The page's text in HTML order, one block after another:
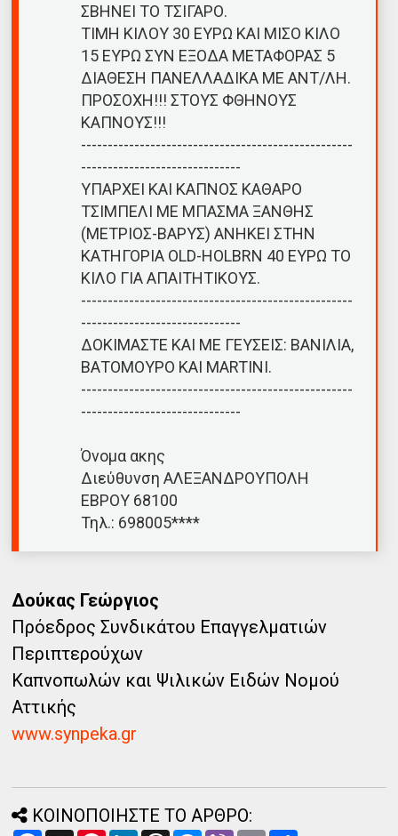
ΣΒΗΝΕΙ ΤΟ ΤΣΙΓΑΡΟ.
ΤΙΜΗ ΚΙΛΟΥ 30 ΕΥΡΩ ΚΑΙ ΜΙΣΟ ΚΙΛΟ
15 ΕΥΡΩ ΣΥΝ ΕΞΟΔΑ ΜΕΤΑΦΟΡΑΣ 5
ΔΙΑΘΕΣΗ ΠΑΝΕΛΛΑΔΙΚΑ ΜΕ ΑΝΤ/ΛΗ.
ΠΡΟΣΟΧΗ!!! ΣΤΟΥΣ ΦΘΗΝΟΥΣ
ΚΑΠΝΟΥΣ!!!
---------------------------------------------------
------------------------------
ΥΠΑΡΧΕΙ ΚΑΙ ΚΑΠΝΟΣ ΚΑΘΑΡΟ
ΤΣΙΜΠΕΛΙ ΜΕ ΜΠΑΣΜΑ ΞΑΝΘΗΣ
(ΜΕΤΡΙΟΣ-ΒΑΡΥΣ) ΑΝΗΚΕΙ ΣΤΗΝ
ΚΑΤΗΓΟΡΙΑ OLD-HOLBRN 40 ΕΥΡΩ ΤΟ
ΚΙΛΟ ΓΙΑ ΑΠΑΙΤΗΤΙΚΟΥΣ.
---------------------------------------------------
------------------------------
ΔΟΚΙΜΑΣΤΕ ΚΑΙ ΜΕ ΓΕΥΣΕΙΣ: ΒΑΝΙΛΙΑ,
ΒΑΤΟΜΟΥΡΟ ΚΑΙ MARTINI.
---------------------------------------------------
------------------------------
Όνομα ακης
Διεύθυνση ΑΛΕΞΑΝΔΡΟΥΠΟΛΗ
ΕΒΡΟΥ 68100
Τηλ.: 698005****
Δούκας Γεώργιος
Πρόεδρος Συνδικάτου Επαγγελματιών
Περιπτερούχων
Καπνοπωλών και Ψιλικών Ειδών Νομού
Αττικής
www.synpeka.gr
ΚΟΙΝΟΠΟΙΗΣΤΕ ΤΟ ΑΡΘΡΟ: